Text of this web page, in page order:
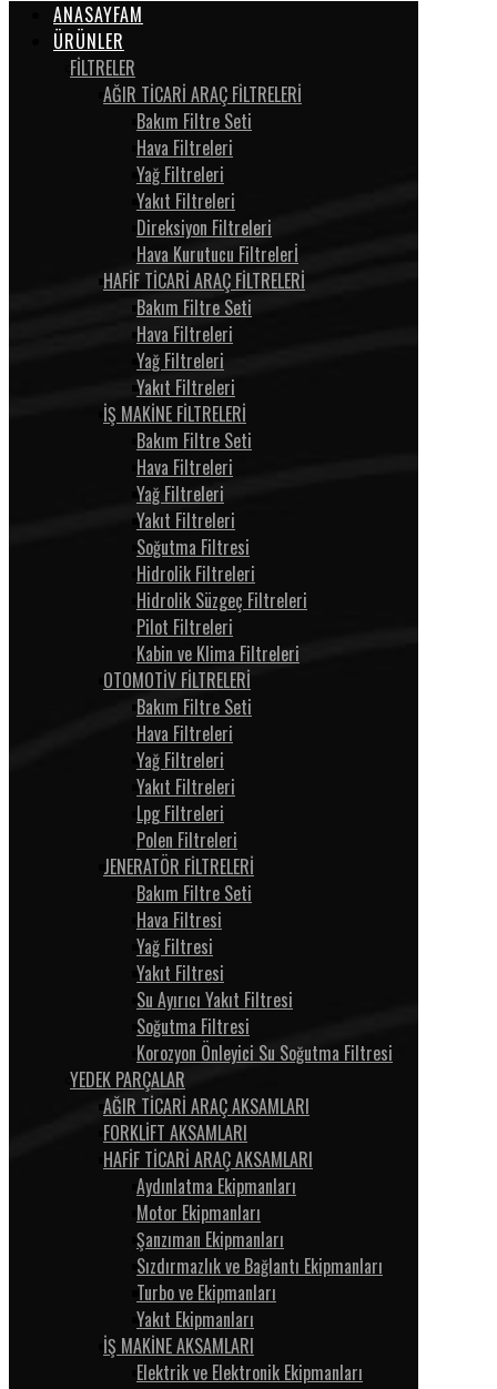
ANASAYFAM
ÜRÜNLER
FİLTRELER
AĞIR TİCARİ ARAÇ FİLTRELERİ
Bakım Filtre Seti
Hava Filtreleri
Yağ Filtreleri
Yakıt Filtreleri
Direksiyon Filtreleri
Hava Kurutucu Filtrelerİ
HAFİF TİCARİ ARAÇ FİLTRELERİ
Bakım Filtre Seti
Hava Filtreleri
Yağ Filtreleri
Yakıt Filtreleri
İŞ MAKİNE FİLTRELERİ
Bakım Filtre Seti
Hava Filtreleri
Yağ Filtreleri
Yakıt Filtreleri
Soğutma Filtresi
Hidrolik Filtreleri
Hidrolik Süzgeç Filtreleri
Pilot Filtreleri
Kabin ve Klima Filtreleri
OTOMOTİV FİLTRELERİ
Bakım Filtre Seti
Hava Filtreleri
Yağ Filtreleri
Yakıt Filtreleri
Lpg Filtreleri
Polen Filtreleri
JENERATÖR FİLTRELERİ
Bakım Filtre Seti
Hava Filtresi
Yağ Filtresi
Yakıt Filtresi
Su Ayırıcı Yakıt Filtresi
Soğutma Filtresi
Korozyon Önleyici Su Soğutma Filtresi
YEDEK PARÇALAR
AĞIR TİCARİ ARAÇ AKSAMLARI
FORKLİFT AKSAMLARI
HAFİF TİCARİ ARAÇ AKSAMLARI
Aydınlatma Ekipmanları
Motor Ekipmanları
Şanzıman Ekipmanları
Sızdırmazlık ve Bağlantı Ekipmanları
Turbo ve Ekipmanları
Yakıt Ekipmanları
İŞ MAKİNE AKSAMLARI
Elektrik ve Elektronik Ekipmanları